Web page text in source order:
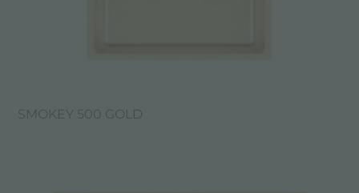
SMOKEY 500 GOLD